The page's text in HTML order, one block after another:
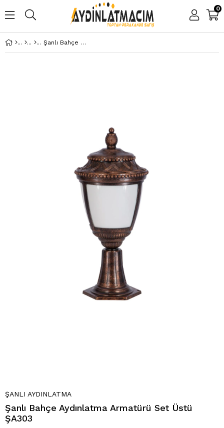
0
Şanlı Bahçe Aydınlatma Armatürü Set Üstü ŞA303
ŞANLI AYDINLATMA
Şanlı Bahçe Aydınlatma Armatürü Set Üstü
ŞA303